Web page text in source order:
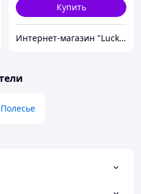
Купить
Интернет-магазин "Lucky-MD"
Полесье